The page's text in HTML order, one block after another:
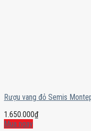
Rượu vang đỏ Semis
1.650.000₫
Mua ngay